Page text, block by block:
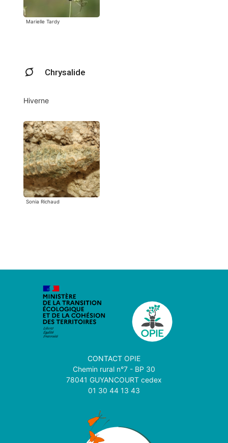
Marielle Tardy
Chrysalide
Hiverne
Sonia Richaud
CONTACT OPIE
Chemin rural n°7 - BP 30
78041 GUYANCOURT cedex
01 30 44 13 43